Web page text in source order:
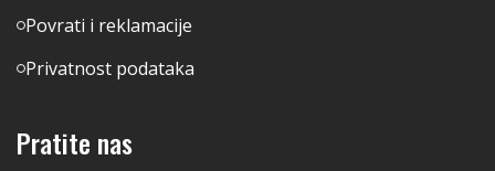
Povrati i reklamacije
Privatnost podataka
Pratite nas